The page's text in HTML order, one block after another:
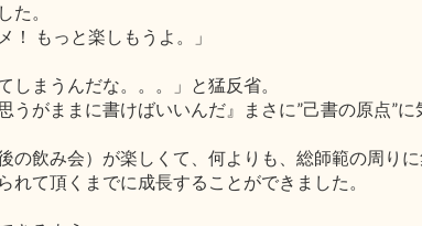
た。
！ もっと楽しもうよ。」
しまうんだな。。。」と猛反省。
うがままに書けばいいんだ』まさに”己書の原点”に
の飲み会）が楽しくて、何よりも、総師範の周り
て頂くまでに成長することができました。